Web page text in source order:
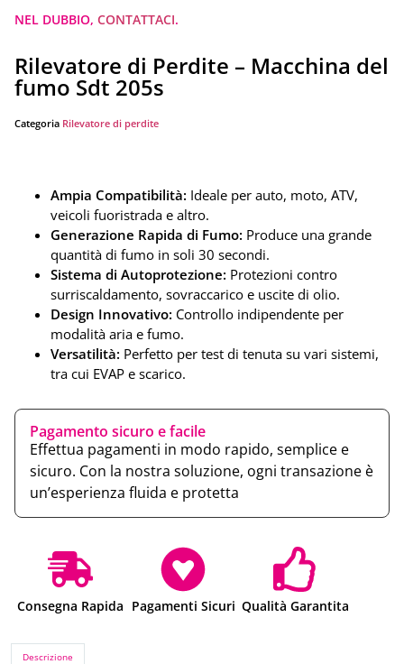
NEL DUBBIO, CONTATTACI.
Rilevatore di Perdite – Macchina del
fumo Sdt 205s
Categoria Rilevatore di perdite
Ampia Compatibilità: Ideale per auto, moto, ATV,
veicoli fuoristrada e altro.
Generazione Rapida di Fumo: Produce una grande
quantità di fumo in soli 30 secondi.
Sistema di Autoprotezione: Protezioni contro
surriscaldamento, sovraccarico e uscite di olio.
Design Innovativo: Controllo indipendente per
modalità aria e fumo.
Versatilità: Perfetto per test di tenuta su vari sistemi,
tra cui EVAP e scarico.
Pagamento sicuro e facile
Effettua pagamenti in modo rapido, semplice e
sicuro. Con la nostra soluzione, ogni transazione è
un’esperienza fluida e protetta
Consegna Rapida Pagamenti Sicuri Qualità Garantita
Descrizione